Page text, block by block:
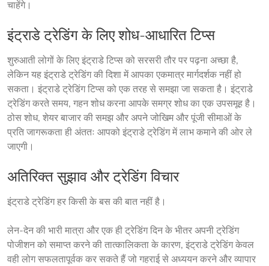
इंट्राडे ट्रेडिंग के लिए शोध-आधारित टिप्स
शुरुआती लोगों के लिए इंट्राडे टिप्स को सरसरी तौर पर पढ़ना अच्छा है,
लेकिन यह इंट्राडे ट्रेडिंग की दिशा में आपका एकमात्र मार्गदर्शक नहीं हो
सकता। इंट्राडे ट्रेडिंग टिप्स को एक तरह से समझा जा सकता है। इंट्राडे
ट्रेडिंग करते समय, गहन शोध करना आपके समग्र शोध का एक उपसमूह है।
ठोस शोध, शेयर बाजार की समझ और अपने जोखिम और पूंजी सीमाओं के
प्रति जागरूकता ही अंततः आपको इंट्राडे ट्रेडिंग में लाभ कमाने की ओर ले
अतिरिक्त सुझाव और ट्रेडिंग विचार
इंट्राडे ट्रेडिंग हर किसी के बस की बात नहीं है।
लेन-देन की भारी मात्रा और एक ही ट्रेडिंग दिन के भीतर अपनी ट्रेडिंग
पोजीशन को समाप्त करने की तात्कालिकता के कारण, इंट्राडे ट्रेडिंग केवल
वही लोग सफलतापूर्वक कर सकते हैं जो गहराई से अध्ययन करने और व्यापार